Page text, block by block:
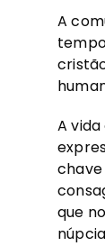
A
A
que